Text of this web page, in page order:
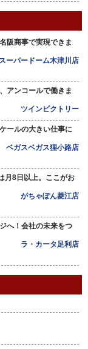
阪商事で実現できま
スーパードーム木津川店
アンコールで働きま
ツインビクトリー
ールの大きい仕事に
ベガスベガス狸小路店
月8日以上。ここがお
がちゃぽん菱江店
へ！会社の未来をつ
ラ・カータ足利店